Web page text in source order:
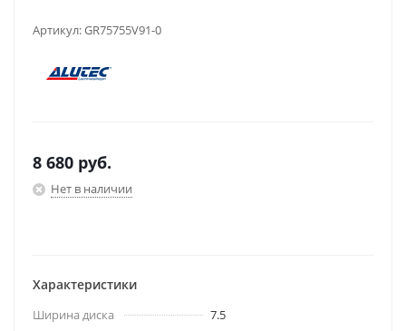
Артикул:GR75755V91-0
8 680 руб.
Нет в наличии
Характеристики
Ширина диска
7.5